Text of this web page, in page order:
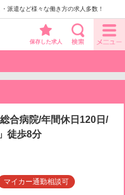
派遣など様々な働き方の求人多数！
保存した求人
合病院/年間休日120日/
徒歩8分
マイカー通勤相談可